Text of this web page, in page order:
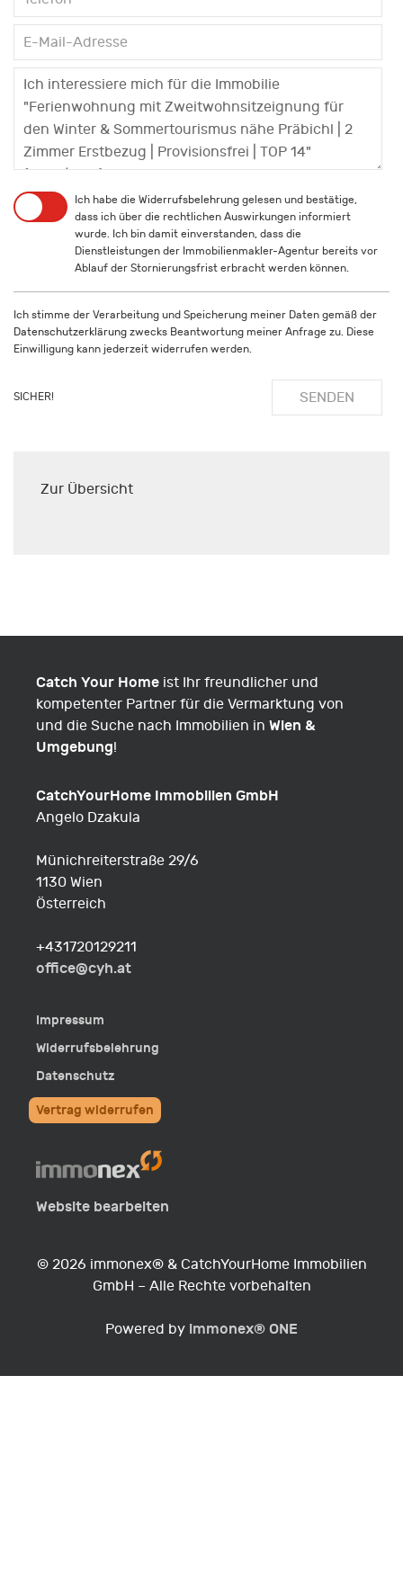
Ich habe die Widerrufsbelehrung gelesen und bestätige,
dass ich über die rechtlichen Auswirkungen informiert
wurde. Ich bin damit einverstanden, dass die
Dienstleistungen der Immobilienmakler-Agentur bereits vor
Ablauf der Stornierungsfrist erbracht werden können.
Ich stimme der Verarbeitung und Speicherung meiner Daten gemäß der
Datenschutzerklärung zwecks Beantwortung meiner Anfrage zu. Diese
Einwilligung kann jederzeit widerrufen werden.
SICHER! SENDEN
Zur Übersicht
Catch Your Home ist Ihr freundlicher und
kompetenter Partner für die Vermarktung von
und die Suche nach Immobilien in Wien &
Umgebung!
CatchYourHome Immobilien GmbH
Angelo Dzakula
Münichreiterstraße 29/6
1130 Wien
Österreich
Fon
+431720129211
E-
office@cyh.at
Impressum
Widerrufsbelehrung
Datenschutz
Vertrag widerrufen
Website bearbeiten
© 2026 immonex® & CatchYourHome Immobilien
GmbH – Alle Rechte vorbehalten
Powered by immonex® ONE